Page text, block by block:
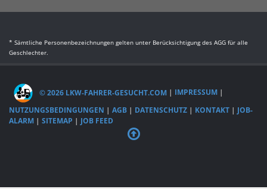
* Sämtliche Personenbezeichnungen gelten unter Berücksichtigung des AGG für alle
Geschlechter.
© 2026 LKW-FAHRER-GESUCHT.COM | IMPRESSUM |
NUTZUNGSBEDINGUNGEN | AGB | DATENSCHUTZ | KONTAKT | JOB-
ALARM | SITEMAP | JOB FEED